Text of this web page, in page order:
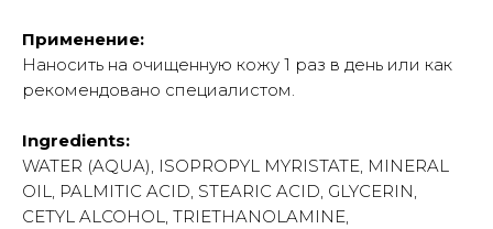
Применение:
Наносить на очищенную кожу 1 раз в день или как
рекомендовано специалистом.
Ingredients:
WATER (AQUA), ISOPROPYL MYRISTATE, MINERAL
OIL, PALMITIC ACID, STEARIC ACID, GLYCERIN,
CETYL ALCOHOL, TRIETHANOLAMINE,